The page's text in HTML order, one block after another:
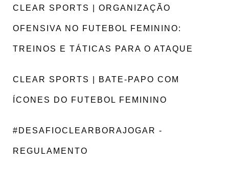
CLEAR SPORTS | ORGANIZAÇÃO
OFENSIVA NO FUTEBOL FEMININO:
TREINOS E TÁTICAS PARA O ATAQUE
CLEAR SPORTS | BATE-PAPO COM
ÍCONES DO FUTEBOL FEMININO
#DESAFIOCLEARBORAJOGAR -
REGULAMENTO